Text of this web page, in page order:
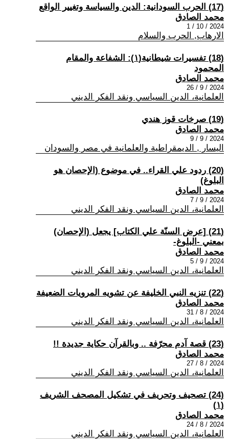
(17) الحرب السودانية: الدين والسياسة وتغيير الواقع
محمد الصادق
2024 / 10 / 1
الارهاب, الحرب والسلام
(18) تفسيرات شيطانية(١): الشفاعة والمقام
المحمود
محمد الصادق
2024 / 9 / 26
العلمانية، الدين السياسي ونقد الفكر الديني
(19) صرخات قوز هندي
محمد الصادق
2024 / 9 / 9
اليسار , الديمقراطية والعلمانية في مصر والسودان
(20) ردود علي القراء.. في موضوع (الإحصان هو
البلوغ)
محمد الصادق
2024 / 9 / 7
العلمانية، الدين السياسي ونقد الفكر الديني
(21) [عرض السنّة علي الكتاب] يجعل (الإحصان)
بمعني -البلوغ-
محمد الصادق
2024 / 9 / 5
العلمانية، الدين السياسي ونقد الفكر الديني
(22) تنزيه النبي الخليفة عن تشويه المرويات الضعيفة
محمد الصادق
2024 / 8 / 31
العلمانية، الدين السياسي ونقد الفكر الديني
(23) قصة آدم محرّفة .. وبالقرآن حكاية جديدة !!
محمد الصادق
2024 / 8 / 27
العلمانية، الدين السياسي ونقد الفكر الديني
(24) تصحيف وتحريف في تشكيل المصحف الشريف
(١)
محمد الصادق
2024 / 8 / 24
العلمانية، الدين السياسي ونقد الفكر الديني